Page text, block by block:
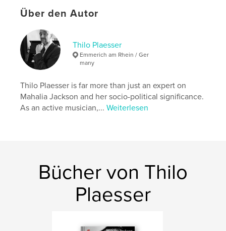
ISBN
Veröffentlichungsdatum:
SpracheGerman
Schlüsselwörter
Gospel , Bürgerrechtsbewegung ,
Mahalia Jackson
Über den Autor
Thilo Plaesser
Emmerich am Rhein / Ger
many
Thilo Plaesser is far more than just an expert on
Mahalia Jackson and her socio-political significance.
As an active musician,...Weiterlesen
Bücher von Thilo
Plaesser